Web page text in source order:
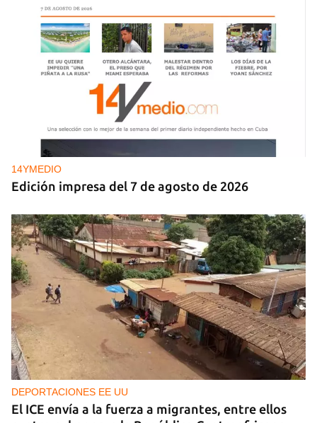
14YMEDIO
Edición impresa del 7 de agosto de 2026
DEPORTACIONES EE UU
El ICE envía a la fuerza a migrantes, entre ellos